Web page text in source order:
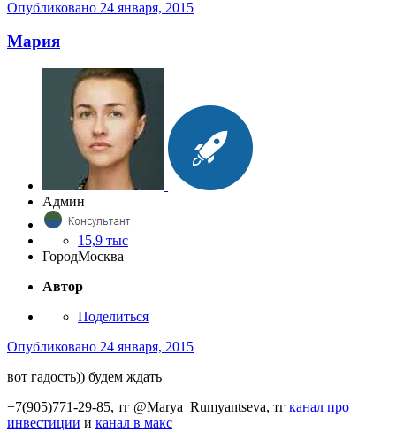
Опубликовано 24 января, 2015
Мария
Админ
15,9 тыс
ГородМосква
Автор
Поделиться
Опубликовано 24 января, 2015
вот гадость)) будем ждать
+7(905)771-29-85, тг @Marya_Rumyantseva, тг канал про
инвестиции и канал в макс